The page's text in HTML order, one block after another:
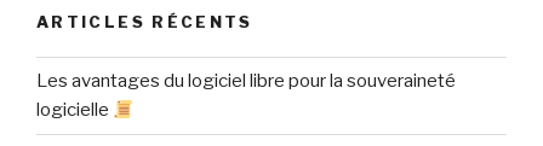
ARTICLES RÉCENTS
Les avantages du logiciel libre pour la souveraineté
logicielle